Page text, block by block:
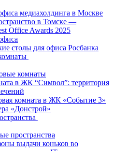
медиахолдинга в Москве
в Томске —
Office Awards 2025
столы для офиса Росбанка
комнаты
в ЖК “Символ”: территория
комната в ЖК «Событие 3»
«Донстрой»
пространства
выдачи коньков во